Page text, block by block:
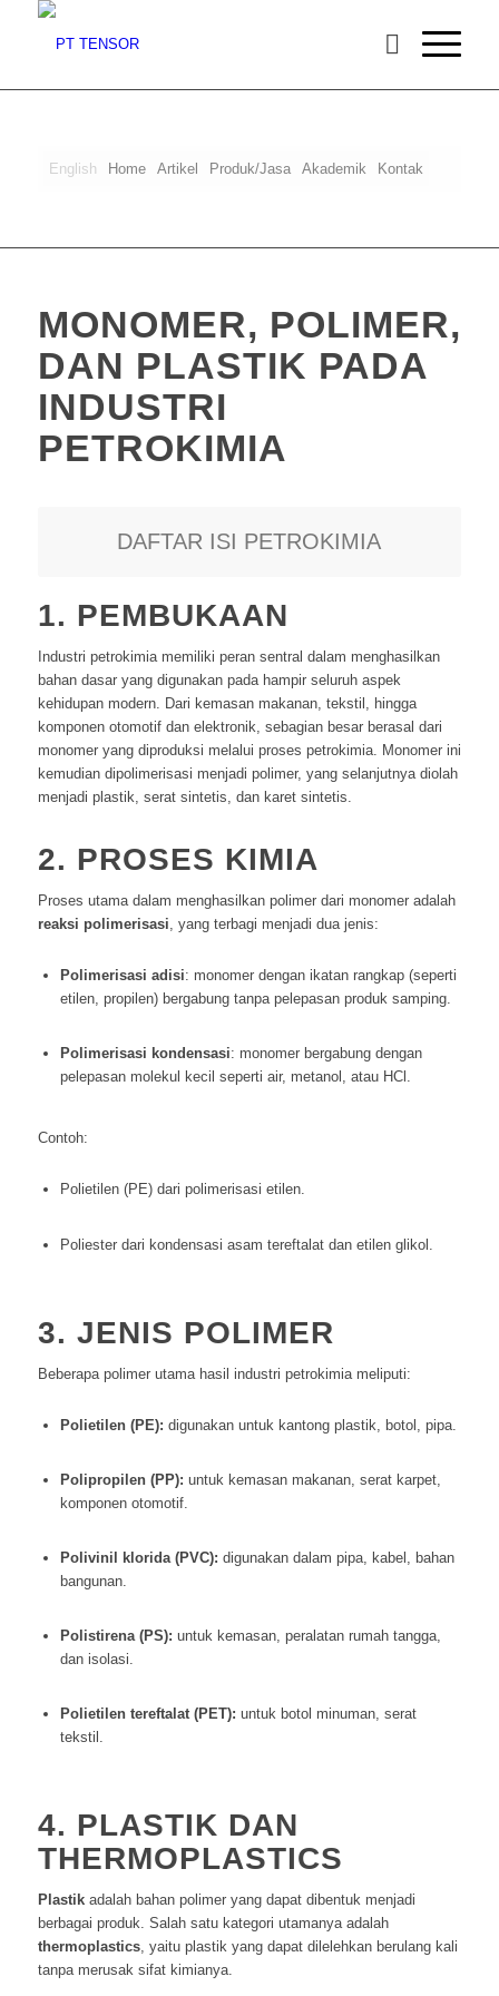
English Home Artikel Produk/Jasa Akademik Kontak
MONOMER, POLIMER,
DAN PLASTIK PADA
INDUSTRI
PETROKIMIA
DAFTAR ISI PETROKIMIA
1. PEMBUKAAN
Industri petrokimia memiliki peran sentral dalam menghasilkan
bahan dasar yang digunakan pada hampir seluruh aspek
kehidupan modern. Dari kemasan makanan, tekstil, hingga
komponen otomotif dan elektronik, sebagian besar berasal dari
monomer yang diproduksi melalui proses petrokimia. Monomer ini
kemudian dipolimerisasi menjadi polimer, yang selanjutnya diolah
menjadi plastik, serat sintetis, dan karet sintetis.
2. PROSES KIMIA
Proses utama dalam menghasilkan polimer dari monomer adalah
reaksi polimerisasi, yang terbagi menjadi dua jenis:
Polimerisasi adisi: monomer dengan ikatan rangkap (seperti
etilen, propilen) bergabung tanpa pelepasan produk samping.
Polimerisasi kondensasi: monomer bergabung dengan
pelepasan molekul kecil seperti air, metanol, atau HCl.
Contoh:
Polietilen (PE) dari polimerisasi etilen.
Poliester dari kondensasi asam tereftalat dan etilen glikol.
3. JENIS POLIMER
Beberapa polimer utama hasil industri petrokimia meliputi:
Polietilen (PE): digunakan untuk kantong plastik, botol, pipa.
Polipropilen (PP): untuk kemasan makanan, serat karpet,
komponen otomotif.
Polivinil klorida (PVC): digunakan dalam pipa, kabel, bahan
bangunan.
Polistirena (PS): untuk kemasan, peralatan rumah tangga,
dan isolasi.
Polietilen tereftalat (PET): untuk botol minuman, serat
tekstil.
4. PLASTIK DAN
THERMOPLASTICS
Plastikadalah bahan polimer yang dapat dibentuk menjadi
berbagai produk. Salah satu kategori utamanya adalah
thermoplastics, yaitu plastik yang dapat dilelehkan berulang kali
tanpa merusak sifat kimianya.